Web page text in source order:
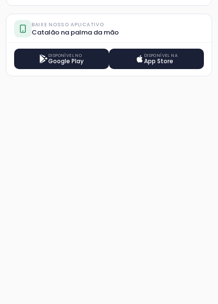
BAIXE NOSSO APLICATIVO
Catalão na palma da mão
DISPONÍVEL NO
Google Play
DISPONÍVEL NA
App Store